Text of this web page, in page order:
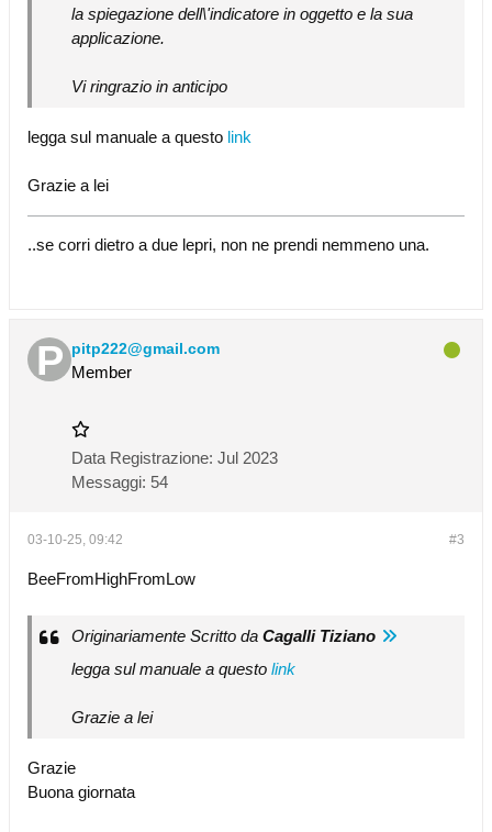
la spiegazione dell\'indicatore in oggetto e la sua
applicazione.
Vi ringrazio in anticipo
legga sul manuale a questo link
Grazie a lei
..se corri dietro a due lepri, non ne prendi nemmeno una.
pitp222@gmail.com
Member
Data Registrazione: Jul 2023
Messaggi: 54
#3
03-10-25, 09:42
BeeFromHighFromLow
Originariamente Scritto da Cagalli Tiziano
legga sul manuale a questo link
Grazie a lei
Grazie
Buona giornata